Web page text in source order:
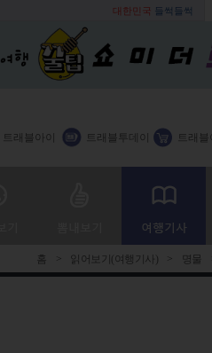
대한민국 들썩들썩
트래블아이 트래블투데이 트래블
홈 > 읽어보기(여행기사) > 명물